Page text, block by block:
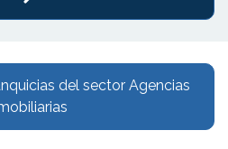
del sector Agencias